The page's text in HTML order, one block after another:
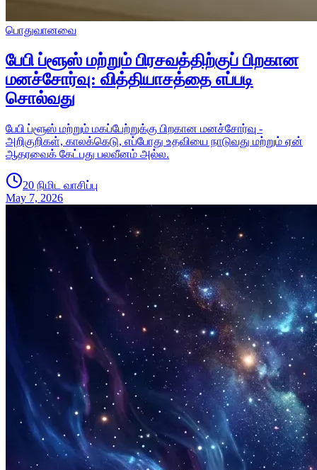
பொதுவானவை
பேபி ப்ளூஸ் மற்றும் பிரசவத்திற்குப் பிறகான
மனச்சோர்வு: வித்தியாசத்தை எப்படி
சொல்வது
பேபி ப்ளூஸ் மற்றும் மகப்பேற்றுக்கு பிறகான மனச்சோர்வு -
அறிகுறிகள், காலக்கெடு, எப்போது உதவியை நாடுவது மற்றும் ஏன்
ஆதரவைக் கேட்பது பலவீனம் அல்ல.
20 நிமிட வாசிப்பு
May 7, 2026